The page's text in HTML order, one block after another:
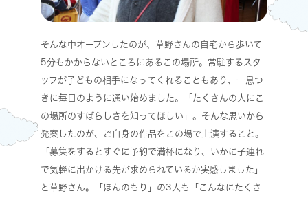
そんな中オープンしたのが、草野さんの自宅から歩いて
5分もかからないところにあるこの場所。常駐するスタ
ッフが子どもの相手になってくれることもあり、一息つ
きに毎日のように通い始めました。「たくさんの人にこ
の場所のすばらしさを知ってほしい」。そんな思いから
発案したのが、ご自身の作品をこの場で上演すること。
「募集をするとすぐに予約で満杯になり、いかに子連れ
で気軽に出かける先が求められているか実感しました」
と草野さん。「ほんのもり」の3人も「こんなにたくさ